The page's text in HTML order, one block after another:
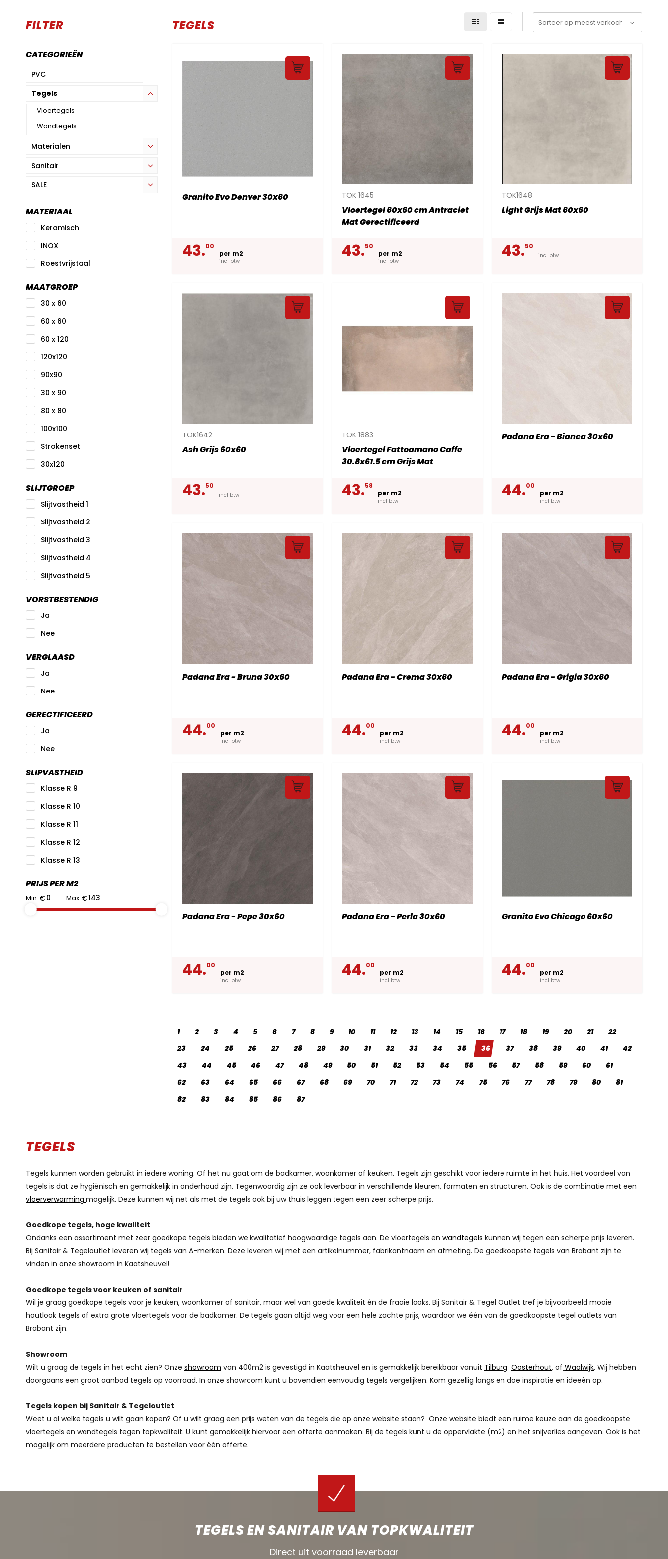
FILTER
CATEGORIEËN
PVC
Tegels
Vloertegels
Wandtegels
Materialen
Sanitair
SALE
MATERIAAL
Keramisch
INOX
Roestvrijstaal
MAATGROEP
30 x 60
60 x 60
60 x 120
120x120
90x90
30 x 90
80 x 80
100x100
Strokenset
30x120
SLIJTGROEP
Slijtvastheid 1
Slijtvastheid 2
Slijtvastheid 3
Slijtvastheid 4
Slijtvastheid 5
VORSTBESTENDIG
Ja
Nee
VERGLAASD
Ja
Nee
GERECTIFICEERD
Ja
Nee
SLIPVASTHEID
Klasse R 9
Klasse R 10
Klasse R 11
Klasse R 12
Klasse R 13
PRIJS PER M2
Min € Max €
TEGELS
Granito Evo Denver 30x60
43.00
per m2
incl btw
TOK 1645
Vloertegel 60x60 cm Antraciet
Mat Gerectificeerd
43.50
per m2
incl btw
TOK1648
Light Grijs Mat 60x60
43.50
incl btw
TOK1642
Ash Grijs 60x60
43.50
incl btw
TOK 1883
Vloertegel Fattoamano Caffe
30.8x61.5 cm Grijs Mat
43.58
per m2
incl btw
Padana Era - Bianca 30x60
44.00
per m2
incl btw
Padana Era - Bruna 30x60
44.00
per m2
incl btw
Padana Era - Crema 30x60
44.00
per m2
incl btw
Padana Era - Grigia 30x60
44.00
per m2
incl btw
Padana Era - Pepe 30x60
44.00
per m2
incl btw
Padana Era - Perla 30x60
44.00
per m2
incl btw
Granito Evo Chicago 60x60
44.00
per m2
incl btw
1 2 3 4 5 6 7 8 9 10 11 12 13 14 15 16 17 18 19 20 21
22
23
24 25 26 27 28 29 30 31 32 33 34 35 36 37 38 39 40 41
42
43
44 45 46 47 48 49 50 51 52 53 54 55 56 57 58 59 60
61
62
63 64 65 66 67 68 69 70 71 72 73 74 75 76 77 78 79 80
81
82
83 84 85 86 87
TEGELS
Tegels kunnen worden gebruikt in iedere woning. Of het nu gaat om de badkamer, woonkamer of keuken. Tegels zijn geschikt voor iedere ruimte in het huis. Het voordeel van
tegels is dat ze hygiënisch en gemakkelijk in onderhoud zijn. Tegenwoordig zijn ze ook leverbaar in verschillende kleuren, formaten en structuren. Ook is de combinatie met een
vloerverwarming mogelijk. Deze kunnen wij net als met de tegels ook bij uw thuis leggen tegen een zeer scherpe prijs.
Goedkope tegels, hoge kwaliteit
Ondanks een assortiment met zeer goedkope tegels bieden we kwalitatief hoogwaardige tegels aan. De vloertegels en wandtegels kunnen wij tegen een scherpe prijs leveren.
Bij Sanitair & Tegeloutlet leveren wij tegels van A-merken. Deze leveren wij met een artikelnummer, fabrikantnaam en afmeting. De goedkoopste tegels van Brabant zijn te
vinden in onze showroom in Kaatsheuvel!
Goedkope tegels voor keuken of sanitair
Wil je graag goedkope tegels voor je keuken, woonkamer of sanitair, maar wel van goede kwaliteit én de fraaie looks. Bij Sanitair & Tegel Outlet tref je bijvoorbeeld mooie
houtlook tegels of extra grote vloertegels voor de badkamer. De tegels gaan altijd weg voor een hele zachte prijs, waardoor we één van de goedkoopste tegel outlets van
Brabant zijn.
Showroom
Wilt u graag de tegels in het echt zien? Onze showroom van 400m2 is gevestigd in Kaatsheuvel en is gemakkelijk bereikbaar vanuit Tilburg Oosterhout, of Waalwijk. Wij hebben
doorgaans een groot aanbod tegels op voorraad. In onze showroom kunt u bovendien eenvoudig tegels vergelijken. Kom gezellig langs en doe inspiratie en ideeën op.
Tegels kopen bij Sanitair & Tegeloutlet
Weet u al welke tegels u wilt gaan kopen? Of u wilt graag een prijs weten van de tegels die op onze website staan? Onze website biedt een ruime keuze aan de goedkoopste
vloertegels en wandtegels tegen topkwaliteit. U kunt gemakkelijk hiervoor een offerte aanmaken. Bij de tegels kunt u de oppervlakte (m2) en het snijverlies aangeven. Ook is het
mogelijk om meerdere producten te bestellen voor één offerte.
TEGELS EN SANITAIR VAN TOPKWALITEIT
Direct uit voorraad leverbaar